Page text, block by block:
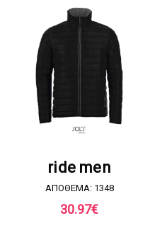
ride men
ΑΠΟΘΕΜΑ: 1348
30.97€